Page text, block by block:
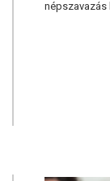
népszavazás